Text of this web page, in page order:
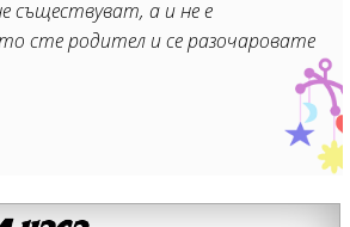
съществуват, а и не е
сте родител и се разочаровате